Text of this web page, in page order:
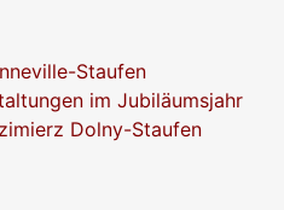
Staufen
im Jubiläumsjahr
Dolny-Staufen